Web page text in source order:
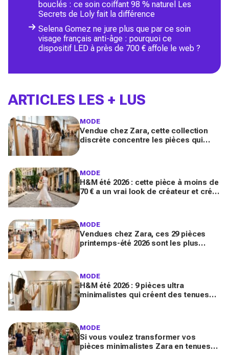
bouclés : ce soin coiffant 98 % naturel Les
Secrets de Loly fait la différence
Selena Gomez ne jure plus que par ce soin
visage français anti-âge : pourquoi ce
dispositif LED à près de 700 € affole le web ?
ARTICLES LES + LUS
MODE
Vendue chez Zara, cette collection
discrète concentre les pièces qui
MODE
H&M été 2026 : cette pièce à moins de
70 € a un vrai look de créateur et crée
MODE
Vendues chez Zara, ces 29 pièces
printemps-été 2026 sont les plus
MODE
H&M été 2026 : 9 pièces ultra
minimalistes qui créent des tenues
MODE
Si vous voulez transformer vos
pièces minimalistes Zara en tenues